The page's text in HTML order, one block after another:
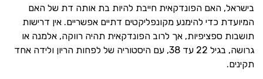
בישראל, האם הפונדקאית חייבת להיות בת אותה דת של האם
המיועדת כדי להימנע מקונפליקטים דתיים אפשריים. אין דרישות
תושבות ספציפיות, אך לרוב הפונדקאית תהיה רווקה, אלמנה או
גרושה, בגיל 22 עד 38, עם היסטוריה של לפחות הריון ולידה אחד
תקינים.